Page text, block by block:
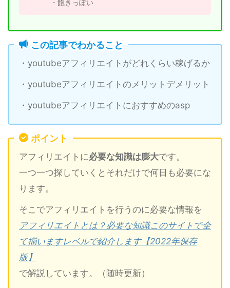
・飽きっぽい
この記事でわかること
・youtubeアフィリエイトがどれくらい稼げるか
・youtubeアフィリエイトのメリットデメリット
・youtubeアフィリエイトにおすすめのasp
ポイント
アフィリエイトに必要な知識は膨大です。
一つ一つ探していくとそれだけで何日も必要にな
ります。
そこでアフィリエイトを行うのに必要な情報を
アフィリエイトとは？必要な知識このサイトで全
て揃いますレベルで紹介します【2022年保存
版】
で解説しています。（随時更新）